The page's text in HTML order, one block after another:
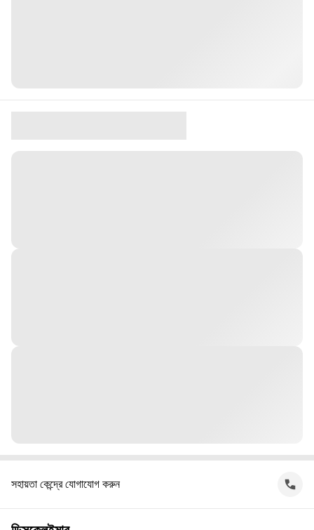
সহায়তা কেন্দ্রে যোগাযোগ করুন